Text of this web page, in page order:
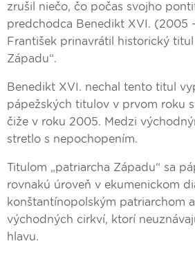
zrušil niečo, čo počas svojho
predchodca Benedikt XVI. (2005
František prinavrátil historický titul
Západu“.
Benedikt XVI. nechal tento titul
pápežských titulov v prvom roku
čiže v roku 2005. Medzi
stretlo s nepochopením.
Titulom „patriarcha Západu“ sa
rovnakú úroveň v ekumenickom
konštantínopolským patriarchom
východných cirkví, ktorí
hlavu.